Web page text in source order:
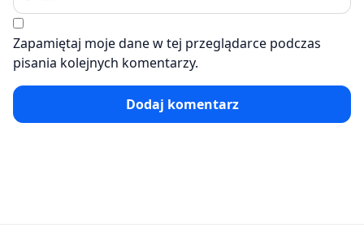
Zapamiętaj moje dane w tej przeglądarce podczas
pisania kolejnych komentarzy.
Dodaj komentarz